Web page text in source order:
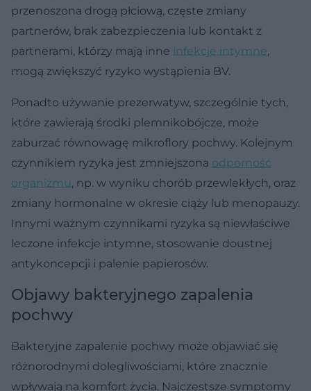
przenoszona drogą płciową, częste zmiany
partnerów, brak zabezpieczenia lub kontakt z
partnerami, którzy mają inne infekcje intymne,
mogą zwiększyć ryzyko wystąpienia BV.
Ponadto używanie prezerwatyw, szczególnie tych,
które zawierają środki plemnikobójcze, może
zaburzać równowagę mikroflory pochwy. Kolejnym
czynnikiem ryzyka jest zmniejszona odporność
organizmu, np. w wyniku chorób przewlekłych, oraz
zmiany hormonalne w okresie ciąży lub menopauzy.
Innymi ważnym czynnikami ryzyka są niewłaściwe
leczone infekcje intymne, stosowanie doustnej
antykoncepcji i palenie papierosów.
Objawy bakteryjnego zapalenia
pochwy
Bakteryjne zapalenie pochwy może objawiać się
różnorodnymi dolegliwościami, które znacznie
wpływają na komfort życia. Najczęstsze symptomy